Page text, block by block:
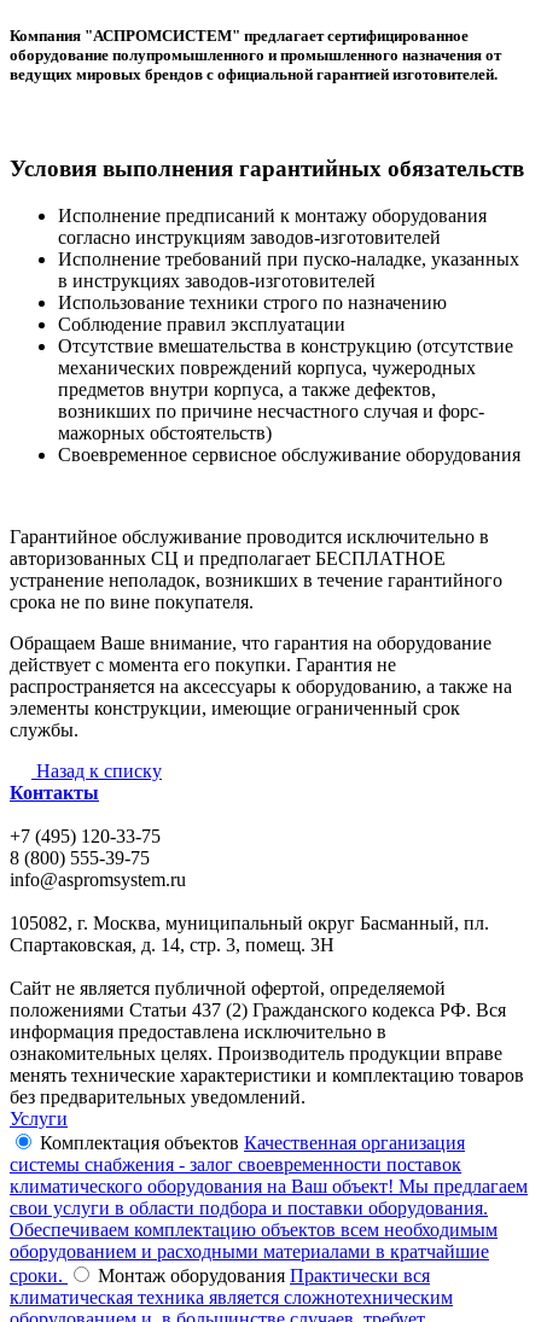
Компания "АСПРОМСИСТЕМ" предлагает сертифицированное
оборудование полупромышленного и промышленного назначения от
ведущих мировых брендов с официальной гарантией изготовителей.
Условия выполнения гарантийных обязательств
Исполнение предписаний к монтажу оборудования
согласно инструкциям заводов-изготовителей
Исполнение требований при пуско-наладке, указанных
в инструкциях заводов-изготовителей
Использование техники строго по назначению
Соблюдение правил эксплуатации
Отсутствие вмешательства в конструкцию (отсутствие
механических повреждений корпуса, чужеродных
предметов внутри корпуса, а также дефектов,
возникших по причине несчастного случая и форс-
мажорных обстоятельств)
Своевременное сервисное обслуживание оборудования
Гарантийное обслуживание проводится исключительно в
авторизованных СЦ и предполагает БЕСПЛАТНОЕ
устранение неполадок, возникших в течение гарантийного
срока не по вине покупателя.
Обращаем Ваше внимание, что гарантия на оборудование
действует с момента его покупки. Гарантия не
распространяется на аксессуары к оборудованию, а также на
элементы конструкции, имеющие ограниченный срок
службы.
Назад к списку
Контакты
+7 (495) 120-33-75
8 (800) 555-39-75
info@aspromsystem.ru
105082, г. Москва, муниципальный округ Басманный, пл.
Спартаковская, д. 14, стр. 3, помещ. 3Н
Сайт не является публичной офертой, определяемой
положениями Статьи 437 (2) Гражданского кодекса РФ. Вся
информация предоставлена исключительно в
ознакомительных целях. Производитель продукции вправе
менять технические характеристики и комплектацию товаров
без предварительных уведомлений.
Услуги
Комплектация объектов Качественная организация
системы снабжения - залог своевременности поставок
климатического оборудования на Ваш объект! Мы предлагаем
свои услуги в области подбора и поставки оборудования.
Обеспечиваем комплектацию объектов всем необходимым
оборудованием и расходными материалами в кратчайшие
сроки.
Монтаж оборудования Практически вся
климатическая техника является сложнотехническим